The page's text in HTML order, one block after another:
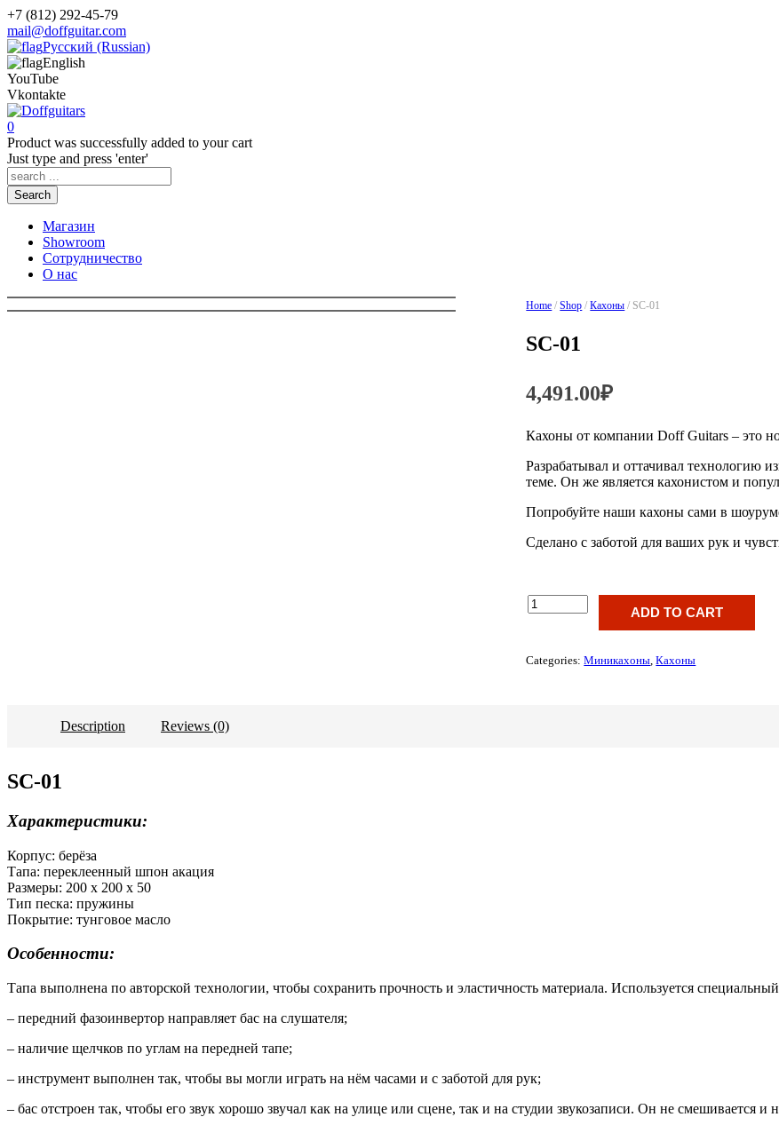
+7 (812) 292-45-79
mail@doffguitar.com
Русский (Russian)
English
YouTube
Vkontakte
0
Product was successfully added to your cart
Just type and press 'enter'
Search
Магазин
Showroom
Сотрудничество
О нас
Home /Shop /Кахоны / SC-01
SC-01
4,491.00₽
Кахоны от компании Doff Guitars – это
Разрабатывал и оттачивал технологию
теме. Он же является кахонистом и
Попробуйте наши кахоны сами в
Сделано с заботой для ваших рук и
SC-
01
ADD TO CART
Categories:Миникахоны ,Кахоны
Description Reviews (0)
SС-01
Характеристики:
Корпус: берёза
Тапа: переклеенный шпон акация
Размеры: 200 х 200 х 50
Тип песка: пружины
Покрытие: тунговое масло
Особенности:
Тапа выполнена по авторской технологии, чтобы сохранить прочность и эластичность материала. Используется
– передний фазоинвертор направляет бас на слушателя;
– наличие щелчков по углам на передней тапе;
– инструмент выполнен так, чтобы вы могли играть на нём часами и с заботой для рук;
– бас отстроен так, чтобы его звук хорошо звучал как на улице или сцене, так и на студии звукозаписи. Он не смешивается и